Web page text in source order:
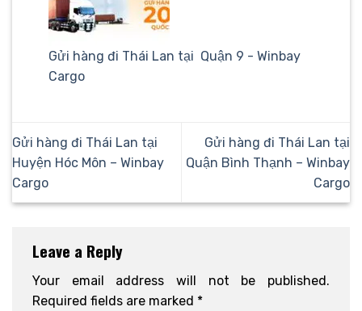
Gửi hàng đi Thái Lan tại Quận 9 - Winbay
Cargo
Gửi hàng đi Thái Lan tại
Huyện Hóc Môn – Winbay
Cargo
Gửi hàng đi Thái Lan tại
Quận Bình Thạnh – Winbay
Cargo
Leave a Reply
Your email address will not be published.
Required fields are marked *